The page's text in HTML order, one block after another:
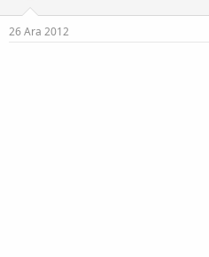
26 Ara 2012